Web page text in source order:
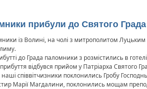
прибули до Святого Града
із Волині, на чолі з митрополитом
до Града паломники з розмістились в
відбувся прийом у Патріарха Святого
співвітчизники поклонились Гробу
Марії Магдалини, поклонились мощам